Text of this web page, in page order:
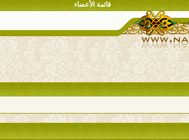
قائمة الأعضاء